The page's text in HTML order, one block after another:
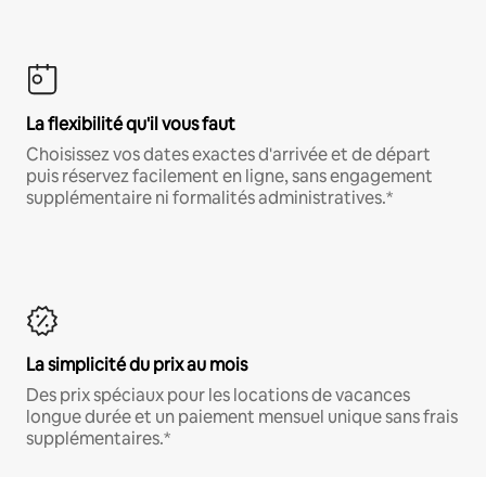
La flexibilité qu'il vous faut
Choisissez vos dates exactes d'arrivée et de départ
puis réservez facilement en ligne, sans engagement
supplémentaire ni formalités administratives.*
La simplicité du prix au mois
Des prix spéciaux pour les locations de vacances
longue durée et un paiement mensuel unique sans frais
supplémentaires.*